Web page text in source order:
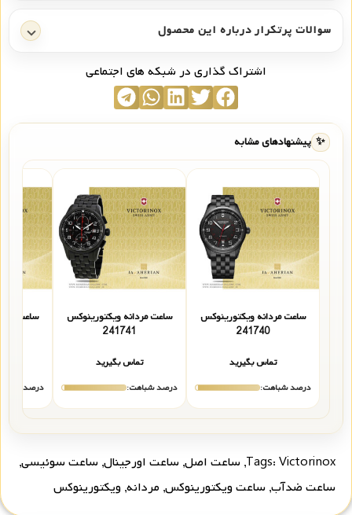
سوالات پرتکرار درباره این محصول
اشتراک گذاری در شبکه های اجتماعی
✨ پیشنهادهای مشابه
ساعت مردانه ویکتورینوکس
241740
تماس بگیرید
درصد شباهت:
ساعت مردانه ویکتورینوکس
241741
تماس بگیرید
درصد شباهت:
ساعت
درصد
Tags: Victorinox
, ساعت اصل, ساعت اورجینال, ساعت سوئیسی,
ساعت ضدآب, ساعت ویکتورینوکس, مردانه, ویکتورینوکس